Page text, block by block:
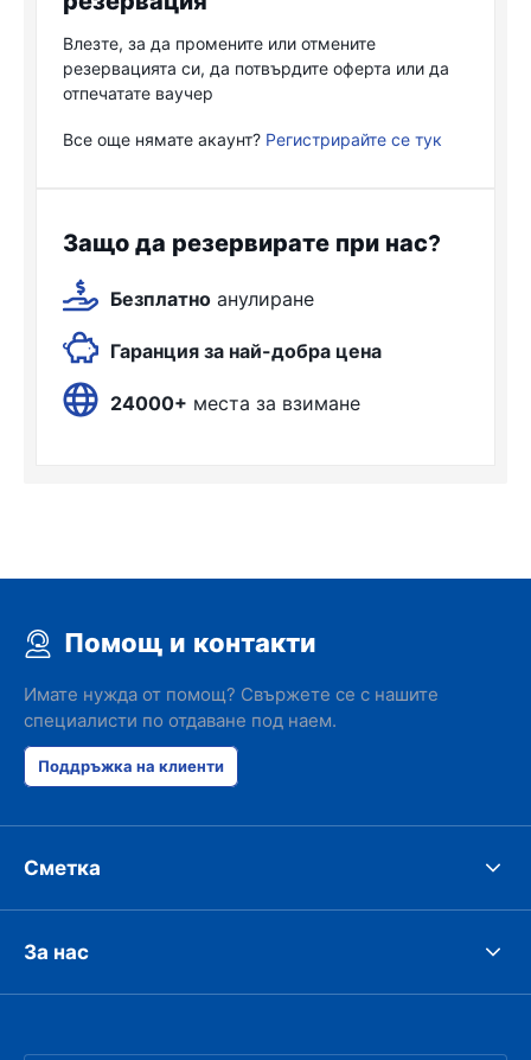
Влезте, за да промените или отмените
резервацията си, да потвърдите оферта или да
отпечатате ваучер
Все още нямате акаунт? Регистрирайте се тук
Защо да резервирате при нас?
Безплатно анулиране
Гаранция за най-добра цена
24000+ места за взимане
Помощ и контакти
Имате нужда от помощ? Свържете се с нашите
специалисти по отдаване под наем.
Поддръжка на клиенти
Сметка
За нас